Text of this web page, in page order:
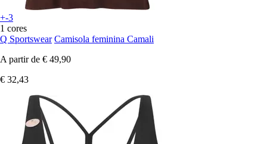
+-3
1 cores
Q Sportswear Camisola feminina Camali
A partir de € 49,90
€ 32,43